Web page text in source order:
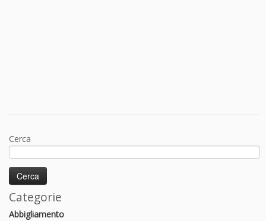
Cerca
Categorie
Abbigliamento